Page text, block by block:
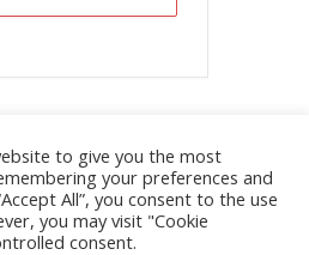
to give you the most
your preferences and
All”, you consent to the use
you may visit "Cookie
consent.